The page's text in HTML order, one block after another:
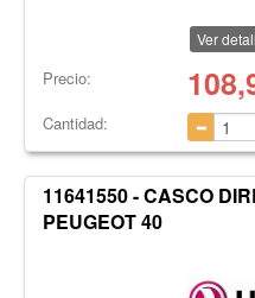
Ver
Precio:
Cantidad:
11641550 - CASCO
PEUGEOT 40